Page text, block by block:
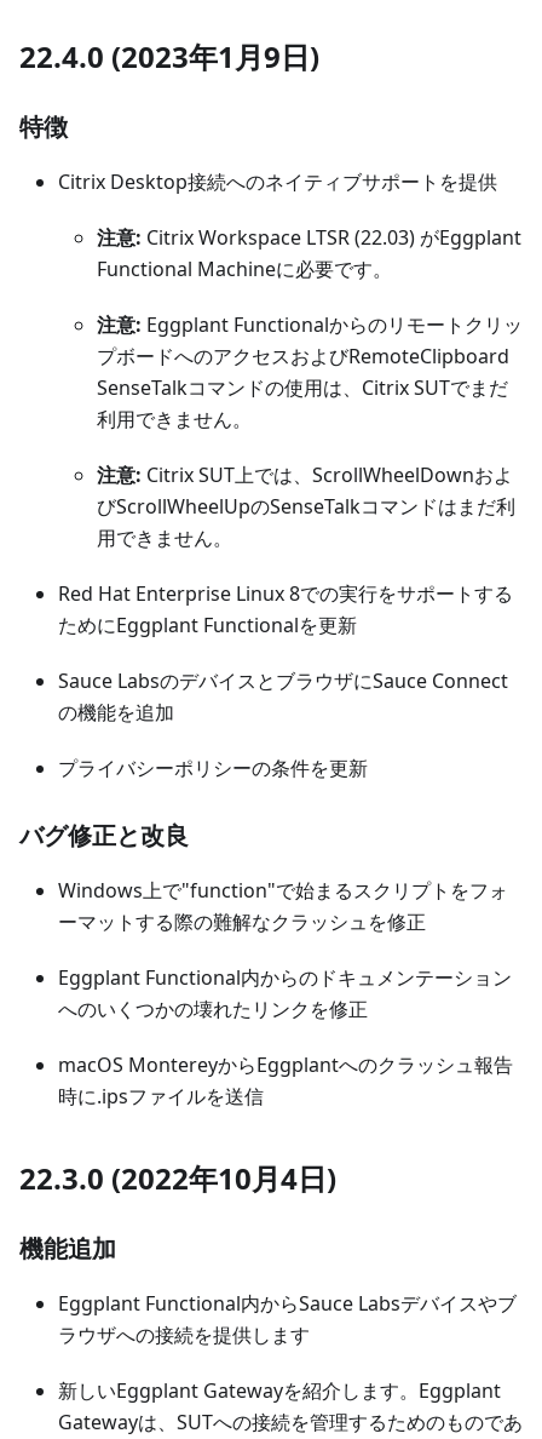
22.4.0 (2023年1月9日)
特徴
Citrix Desktop接続へのネイティブサポートを提供
注意: Citrix Workspace LTSR (22.03) がEggplant
Functional Machineに必要です。
注意: Eggplant Functionalからのリモートクリッ
プボードへのアクセスおよびRemoteClipboard
SenseTalkコマンドの使用は、Citrix SUTでまだ
利用できません。
注意: Citrix SUT上では、ScrollWheelDownおよ
びScrollWheelUpのSenseTalkコマンドはまだ利
用できません。
Red Hat Enterprise Linux 8での実行をサポートする
ためにEggplant Functionalを更新
Sauce LabsのデバイスとブラウザにSauce Connect
の機能を追加
プライバシーポリシーの条件を更新
バグ修正と改良
Windows上で"function"で始まるスクリプトをフォ
ーマットする際の難解なクラッシュを修正
Eggplant Functional内からのドキュメンテーション
へのいくつかの壊れたリンクを修正
macOS MontereyからEggplantへのクラッシュ報告
時に.ipsファイルを送信
22.3.0 (2022年10月4日)
機能追加
Eggplant Functional内からSauce Labsデバイスやブ
ラウザへの接続を提供します
新しいEggplant Gatewayを紹介します。Eggplant
Gatewayは、SUTへの接続を管理するためのものであ